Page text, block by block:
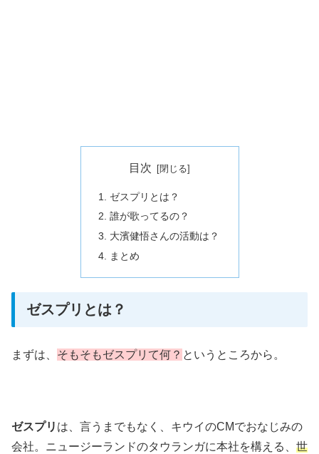
目次
ゼスプリとは？
誰が歌ってるの？
大濱健悟さんの活動は？
まとめ
ゼスプリとは？
まずは、 そもそもゼスプリて何？ というところから。
ゼスプリ は、言うまでもなく、キウイのCMでおなじみの
会社。 ニュージーランドのタウランガに本社を構える、 世